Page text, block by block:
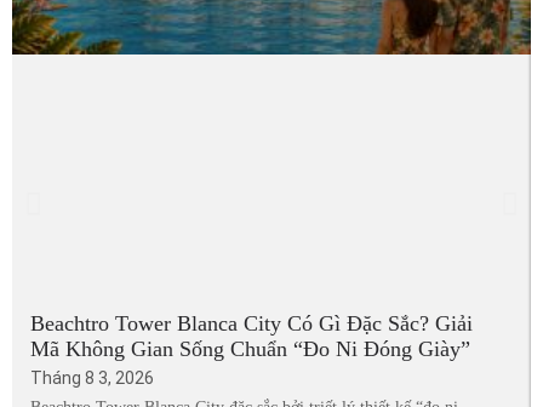
Beachtro Tower Blanca City Có Gì Đặc Sắc? Giải
Mã Không Gian Sống Chuẩn “Đo Ni Đóng Giày”
Tháng 8 3, 2026